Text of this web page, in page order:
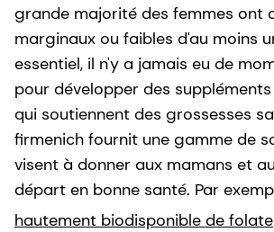
grande majorité des femmes ont
marginaux ou faibles d'au moins
essentiel, il n'y a jamais eu de
pour développer des
qui soutiennent des grossesses
firmenich fournit une gamme de
visent à donner aux mamans et
départ en bonne santé. Par
hautement biodisponible de folate